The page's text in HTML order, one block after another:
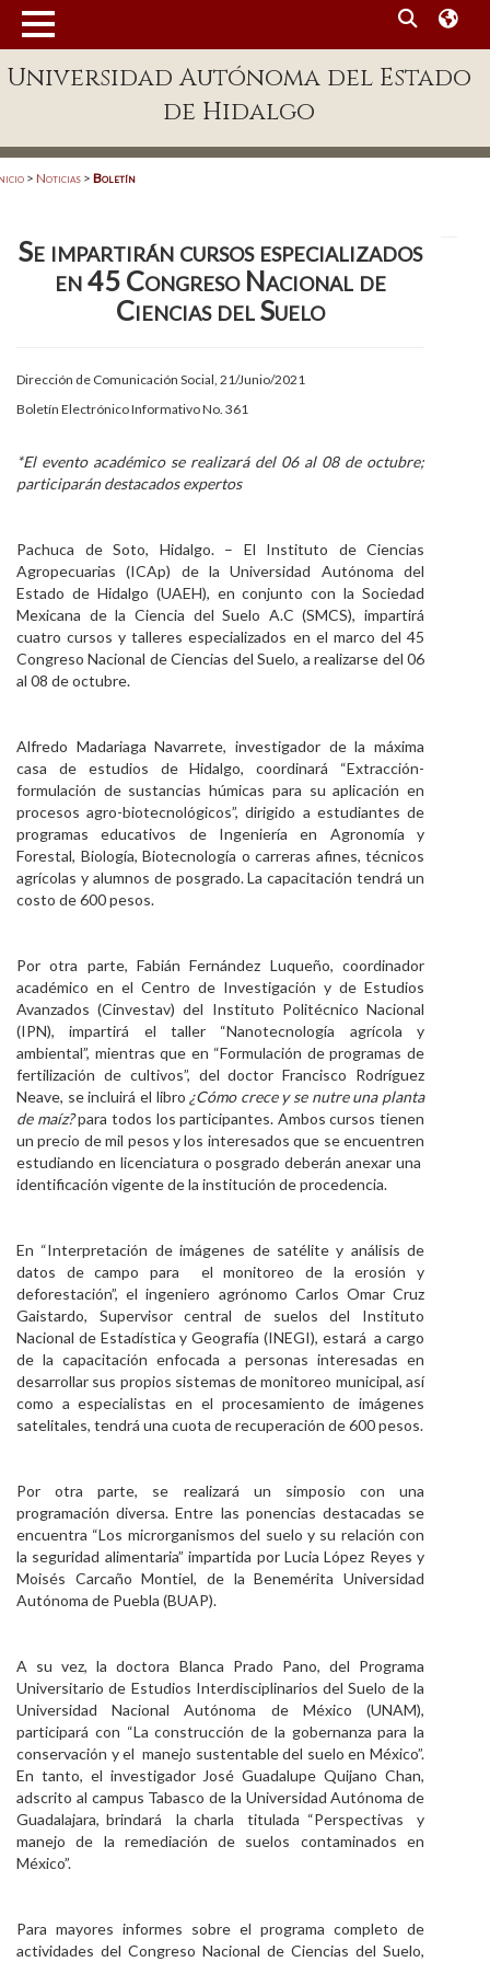
Enlaces
Patronato
Plataforma Garza
Acreditación Internacional
Aspirantes
Alumni
Visitantes
Universidad Autónoma del Estado
de Hidalgo
> Noticias > Boletín
Se impartirán cursos especializados
en 45 Congreso Nacional de
Ciencias del Suelo
Dirección de Comunicación Social, 21/Junio/2021
Boletín Electrónico Informativo No. 361
*El evento académico se realizará del 06 al 08 de octubre;
participarán destacados expertos
Pachuca de Soto, Hidalgo. – El Instituto de Ciencias
Agropecuarias (ICAp) de la Universidad Autónoma del
Estado de Hidalgo (UAEH), en conjunto con la Sociedad
Mexicana de la Ciencia del Suelo A.C (SMCS), impartirá
cuatro cursos y talleres especializados en el marco del 45
Congreso Nacional de Ciencias del Suelo, a realizarse del 06
al 08 de octubre.
Alfredo Madariaga Navarrete, investigador de la máxima
casa de estudios de Hidalgo, coordinará “Extracción-
formulación de sustancias húmicas para su aplicación en
procesos agro-biotecnológicos”, dirigido a estudiantes de
programas educativos de Ingeniería en Agronomía y
Forestal, Biología, Biotecnología o carreras afines, técnicos
agrícolas y alumnos de posgrado. La capacitación tendrá un
costo de 600 pesos.
Por otra parte, Fabián Fernández Luqueño, coordinador
académico en el Centro de Investigación y de Estudios
Avanzados (Cinvestav) del Instituto Politécnico Nacional
(IPN), impartirá el taller “Nanotecnología agrícola y
ambiental”, mientras que en “Formulación de programas de
fertilización de cultivos”, del doctor Francisco Rodríguez
Neave, se incluirá el libro ¿Cómo crece y se nutre una planta
de maíz?para todos los participantes. Ambos cursos tienen
un precio de mil pesos y los interesados que se encuentren
estudiando en licenciatura o posgrado deberán anexar una
identificación vigente de la institución de procedencia.
En “Interpretación de imágenes de satélite y análisis de
datos de campo para el monitoreo de la erosión y
deforestación”, el ingeniero agrónomo Carlos Omar Cruz
Gaistardo, Supervisor central de suelos del Instituto
Nacional de Estadística y Geografía (INEGI), estará a cargo
de la capacitación enfocada a personas interesadas en
desarrollar sus propios sistemas de monitoreo municipal, así
como a especialistas en el procesamiento de imágenes
satelitales, tendrá una cuota de recuperación de 600 pesos.
Por otra parte, se realizará un simposio con una
programación diversa. Entre las ponencias destacadas se
encuentra “Los microrganismos del suelo y su relación con
la seguridad alimentaria” impartida por Lucia López Reyes y
Moisés Carcaño Montiel, de la Benemérita Universidad
Autónoma de Puebla (BUAP).
A su vez, la doctora Blanca Prado Pano, del Programa
Universitario de Estudios Interdisciplinarios del Suelo de la
Universidad Nacional Autónoma de México (UNAM),
participará con “La construcción de la gobernanza para la
conservación y el manejo sustentable del suelo en México”.
En tanto, el investigador José Guadalupe Quijano Chan,
adscrito al campus Tabasco de la Universidad Autónoma de
Guadalajara, brindará la charla titulada “Perspectivas y
manejo de la remediación de suelos contaminados en
México”.
Para mayores informes sobre el programa completo de
actividades del Congreso Nacional de Ciencias del Suelo,